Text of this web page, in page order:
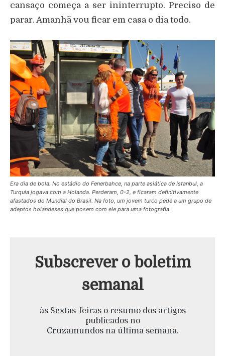
cansaço começa a ser ininterrupto. Preciso de
parar. Amanhã vou ficar em casa o dia todo.
Era dia de bola. No estádio do Fenerbahce, na parte asiática de Istanbul, a
Turquia jogava com a Holanda. Perderam, 0-2, e ficaram definitivamente
afastados do Mundial do Brasil. Na foto, um jovem turco pede a um grupo de
adeptos holandeses que posem com ele para uma fotografia.
Subscrever o boletim
semanal
às Sextas-feiras o resumo dos artigos
publicados no
Cruzamundos na última semana.